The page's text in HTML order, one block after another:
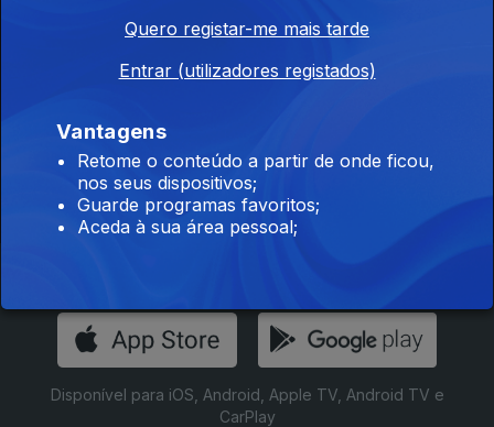
14 nov. 2016
Disponível para iOS, Android, Apple TV, Android TV e
CarPlay
Quero registar-me mais tarde
Entrar (utilizadores registados)
Vantagens
Retome o conteúdo a partir de onde ficou,
nos seus dispositivos;
Guarde programas favoritos;
Aceda à sua área pessoal;